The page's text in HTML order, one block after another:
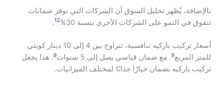
بالإضافة، يُظهر تحليل السوق أن الشركات التي توفر ضمانات
تتفوق في النمو على الشركات الأخرى بنسبة 30%
12
.
أسعار تركيب باركيه تنافسية، تتراوح بين 4 إلى 10 دينار كويتي
للمتر المربع9. مع ضمان قياسي يصل إلى 5 سنوات 9. هذا يجعل
تركيب باركيه بضمان خيارًا جذابًا لمختلف الميزانيات.